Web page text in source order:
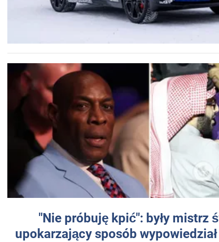
"Nie próbuję kpić": były mistrz
upokarzający sposób